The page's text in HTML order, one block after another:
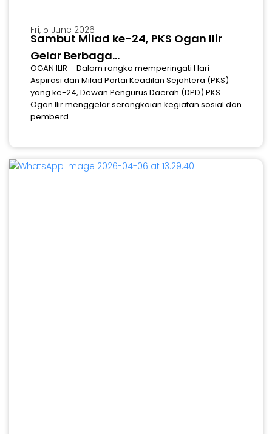
Fri, 5 June 2026
Sambut Milad ke-24, PKS Ogan Ilir
Gelar Berbaga...
OGAN ILIR – Dalam rangka memperingati Hari
Aspirasi dan Milad Partai Keadilan Sejahtera (PKS)
yang ke-24, Dewan Pengurus Daerah (DPD) PKS
Ogan Ilir menggelar serangkaian kegiatan sosial dan
pemberd...